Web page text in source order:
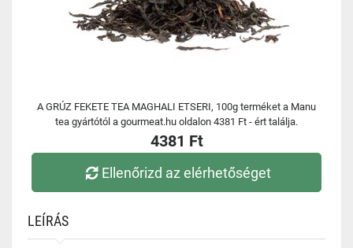
A GRÚZ FEKETE TEA MAGHALI ETSERI, 100g terméket a Manu
tea gyártótól a gourmeat.hu oldalon 4381 Ft - ért találja.
4381 Ft
Ellenőrizd az elérhetőséget
LEÍRÁS